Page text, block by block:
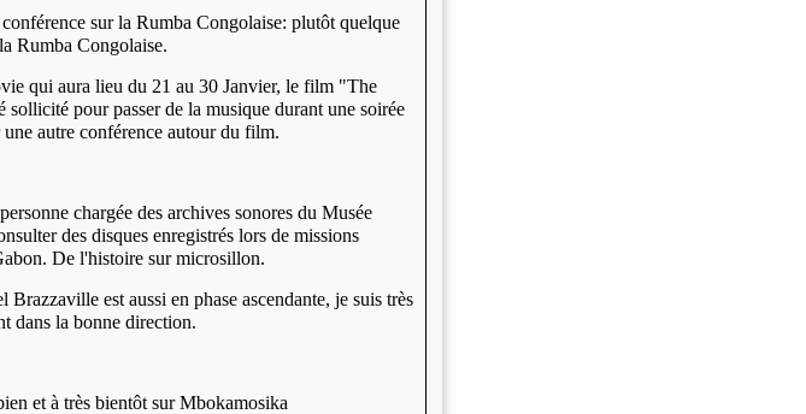
sur la Rumba Congolaise: plutôt quelque
Rumba Congolaise.
qui aura lieu du 21 au 30 Janvier, le film "The
pour passer de la musique durant une soirée
autre conférence autour du film.
chargée des archives sonores du Musée
des disques enregistrés lors de missions
De l'histoire sur microsillon.
est aussi en phase ascendante, je suis très
dans la bonne direction.
et à très bientôt sur Mbokamosika